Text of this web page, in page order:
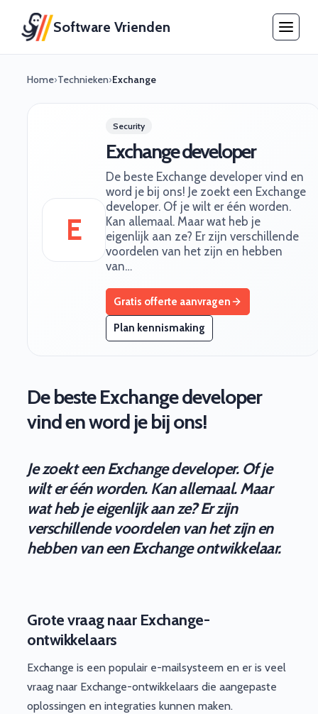
Software Vrienden
Home›Technieken›Exchange
E
Security
Exchange developer
De beste Exchange developer vind en
word je bij ons! Je zoekt een Exchange
developer. Of je wilt er één worden.
Kan allemaal. Maar wat heb je
eigenlijk aan ze? Er zijn verschillende
voordelen van het zijn en hebben
van…
Gratis offerte aanvragen
Plan kennismaking
De beste Exchange developer
vind en word je bij ons!
Je zoekt een Exchange developer. Of je
wilt er één worden. Kan allemaal. Maar
wat heb je eigenlijk aan ze? Er zijn
verschillende voordelen van het zijn en
hebben van een Exchange ontwikkelaar.
Grote vraag naar Exchange-
ontwikkelaars
Exchange is een populair e-mailsysteem en er is veel
vraag naar Exchange-ontwikkelaars die aangepaste
oplossingen en integraties kunnen maken.